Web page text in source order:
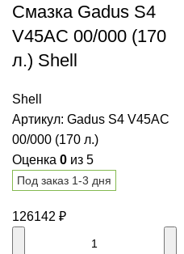
Смазка Gadus S4
V45AC 00/000 (170
л.) Shell
Shell
Артикул: Gadus S4 V45AC
00/000 (170 л.)
Оценка 0 из 5
Под заказ 1-3 дня
126142 ₽